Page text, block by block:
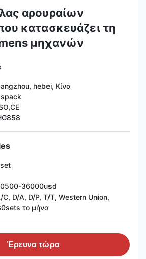
αρουραίων
κατασκευάζει τη
μηχανών
hebei, Κίνα
36000usd
C, D/A, D/P, T/T, Western Union,
το μήνα
Έρευνα τώρα